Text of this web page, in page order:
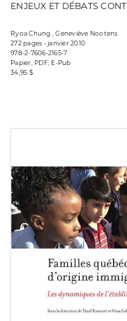
ENJEUX ET DÉBATS
Ryoa Chung , Geneviève Nootens
272 pages • janvier 2010
978-2-7606-2165-7
Papier, PDF, E-Pub
34,95 $